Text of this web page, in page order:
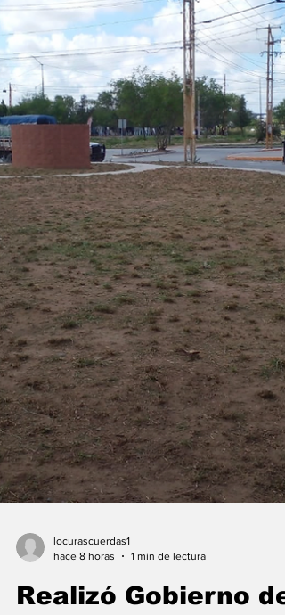
una máxima de 37° Centígrados con mínima
de 26° y 35% de probabilidad de lluvia; el
lunes 10 se pronostican 39° Centígrados
máxima y 27° mínima con 15% de
de lluvia; el martes 11 se e